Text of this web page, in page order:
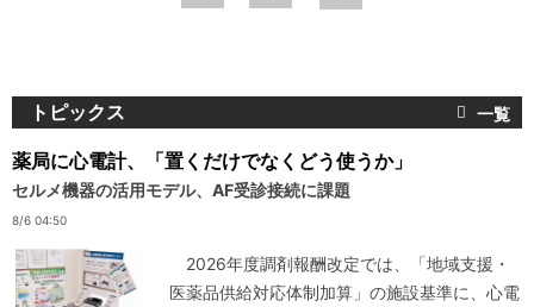
トピックス
薬局に心電計、「置くだけでなくどう使うか」
セルメ機器の活用モデル、AF受診接続に課題
8/6 04:50
2026年度調剤報酬改定では、「地域支援・
医薬品供給対応体制加算」の施設基準に、心電